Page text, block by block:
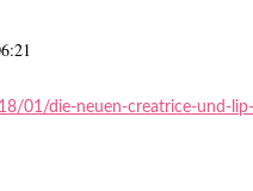
01/die-neuen-creatrice-und-